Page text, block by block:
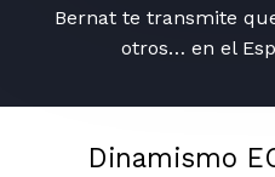
Bernat te transmite
otros… en el
Dinamismo